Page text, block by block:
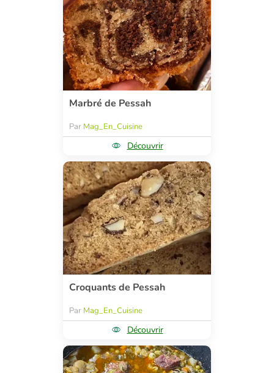
Marbré de Pessah
Par Mag_En_Cuisine
Découvrir
Croquants de Pessah
Par Mag_En_Cuisine
Découvrir